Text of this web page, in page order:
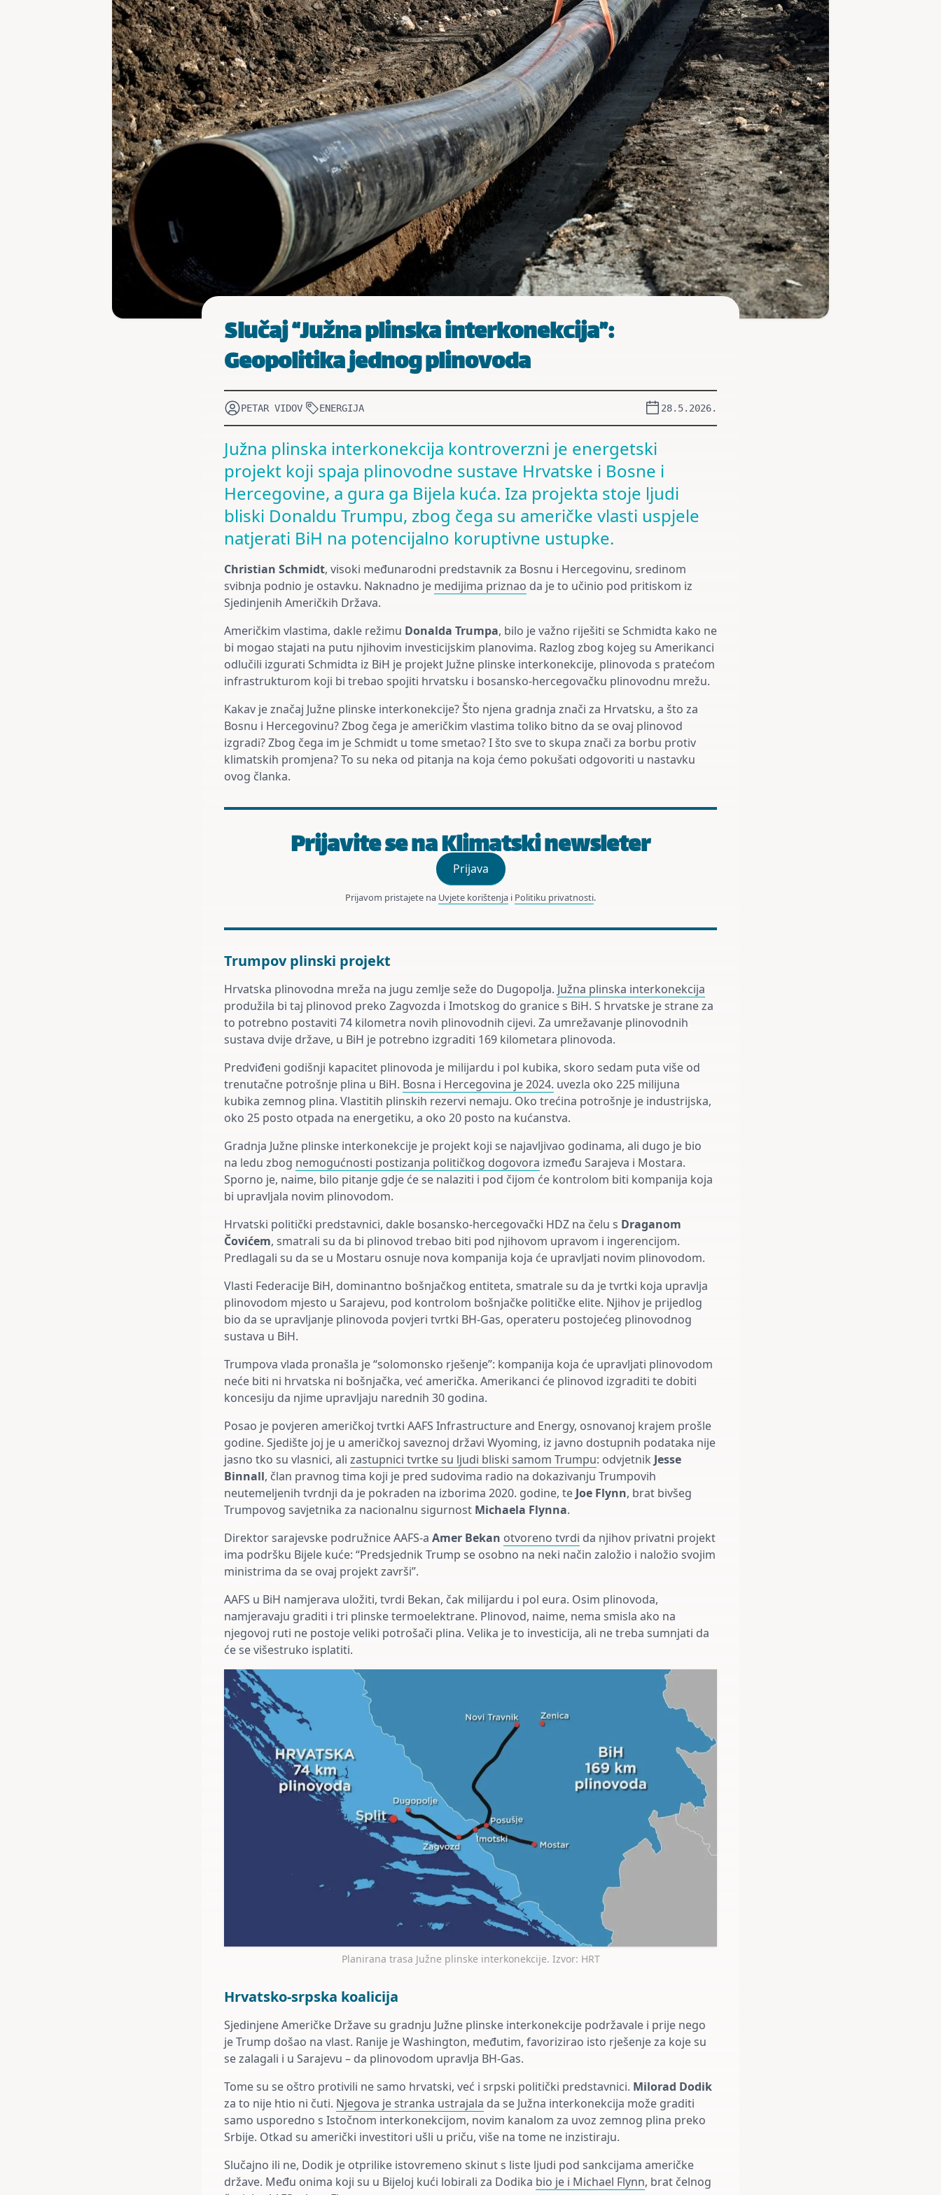
Slučaj “Južna plinska interkonekcija”:
Geopolitika jednog plinovoda
PETAR VIDOV ENERGIJA 28.5.2026.
Južna plinska interkonekcija kontroverzni je energetski
projekt koji spaja plinovodne sustave Hrvatske i Bosne i
Hercegovine, a gura ga Bijela kuća. Iza projekta stoje ljudi
bliski Donaldu Trumpu, zbog čega su američke vlasti uspjele
natjerati BiH na potencijalno koruptivne ustupke.
Christian Schmidt, visoki međunarodni predstavnik za Bosnu i Hercegovinu, sredinom
svibnja podnio je ostavku. Naknadno je medijima priznao da je to učinio pod pritiskom iz
Sjedinjenih Američkih Država.
Američkim vlastima, dakle režimu Donalda Trumpa, bilo je važno riješiti se Schmidta kako ne
bi mogao stajati na putu njihovim investicijskim planovima. Razlog zbog kojeg su Amerikanci
odlučili izgurati Schmidta iz BiH je projekt Južne plinske interkonekcije, plinovoda s pratećom
infrastrukturom koji bi trebao spojiti hrvatsku i bosansko-hercegovačku plinovodnu mrežu.
Kakav je značaj Južne plinske interkonekcije? Što njena gradnja znači za Hrvatsku, a što za
Bosnu i Hercegovinu? Zbog čega je američkim vlastima toliko bitno da se ovaj plinovod
izgradi? Zbog čega im je Schmidt u tome smetao? I što sve to skupa znači za borbu protiv
klimatskih promjena? To su neka od pitanja na koja ćemo pokušati odgovoriti u nastavku
ovog članka.
Prijavite se na Klimatski newsleter
Prijava
Prijavom pristajete na Uvjete korištenja i Politiku privatnosti.
Trumpov plinski projekt
Hrvatska plinovodna mreža na jugu zemlje seže do Dugopolja. Južna plinska interkonekcija
produžila bi taj plinovod preko Zagvozda i Imotskog do granice s BiH. S hrvatske je strane za
to potrebno postaviti 74 kilometra novih plinovodnih cijevi. Za umrežavanje plinovodnih
sustava dvije države, u BiH je potrebno izgraditi 169 kilometara plinovoda.
Predviđeni godišnji kapacitet plinovoda je milijardu i pol kubika, skoro sedam puta više od
trenutačne potrošnje plina u BiH. Bosna i Hercegovina je 2024. uvezla oko 225 milijuna
kubika zemnog plina. Vlastitih plinskih rezervi nemaju. Oko trećina potrošnje je industrijska,
oko 25 posto otpada na energetiku, a oko 20 posto na kućanstva.
Gradnja Južne plinske interkonekcije je projekt koji se najavljivao godinama, ali dugo je bio
na ledu zbog nemogućnosti postizanja političkog dogovora između Sarajeva i Mostara.
Sporno je, naime, bilo pitanje gdje će se nalaziti i pod čijom će kontrolom biti kompanija koja
bi upravljala novim plinovodom.
Hrvatski politički predstavnici, dakle bosansko-hercegovački HDZ na čelu s Draganom
Čovićem, smatrali su da bi plinovod trebao biti pod njihovom upravom i ingerencijom.
Predlagali su da se u Mostaru osnuje nova kompanija koja će upravljati novim plinovodom.
Vlasti Federacije BiH, dominantno bošnjačkog entiteta, smatrale su da je tvrtki koja upravlja
plinovodom mjesto u Sarajevu, pod kontrolom bošnjačke političke elite. Njihov je prijedlog
bio da se upravljanje plinovoda povjeri tvrtki BH-Gas, operateru postojećeg plinovodnog
sustava u BiH.
Trumpova vlada pronašla je “solomonsko rješenje”: kompanija koja će upravljati plinovodom
neće biti ni hrvatska ni bošnjačka, već američka. Amerikanci će plinovod izgraditi te dobiti
koncesiju da njime upravljaju narednih 30 godina.
Posao je povjeren američkoj tvrtki AAFS Infrastructure and Energy, osnovanoj krajem prošle
godine. Sjedište joj je u američkoj saveznoj državi Wyoming, iz javno dostupnih podataka nije
jasno tko su vlasnici, ali zastupnici tvrtke su ljudi bliski samom Trumpu: odvjetnik Jesse
Binnall, član pravnog tima koji je pred sudovima radio na dokazivanju Trumpovih
neutemeljenih tvrdnji da je pokraden na izborima 2020. godine, te Joe Flynn, brat bivšeg
Trumpovog savjetnika za nacionalnu sigurnost Michaela Flynna.
Direktor sarajevske podružnice AAFS-a Amer Bekan otvoreno tvrdi da njihov privatni projekt
ima podršku Bijele kuće: “Predsjednik Trump se osobno na neki način založio i naložio svojim
ministrima da se ovaj projekt završi”.
AAFS u BiH namjerava uložiti, tvrdi Bekan, čak milijardu i pol eura. Osim plinovoda,
namjeravaju graditi i tri plinske termoelektrane. Plinovod, naime, nema smisla ako na
njegovoj ruti ne postoje veliki potrošači plina. Velika je to investicija, ali ne treba sumnjati da
će se višestruko isplatiti.
Planirana trasa Južne plinske interkonekcije. Izvor: HRT
Hrvatsko-srpska koalicija
Sjedinjene Američke Države su gradnju Južne plinske interkonekcije podržavale i prije nego
je Trump došao na vlast. Ranije je Washington, međutim, favorizirao isto rješenje za koje su
se zalagali i u Sarajevu – da plinovodom upravlja BH-Gas.
Tome su se oštro protivili ne samo hrvatski, već i srpski politički predstavnici. Milorad Dodik
za to nije htio ni čuti. Njegova je stranka ustrajala da se Južna interkonekcija može graditi
samo usporedno s Istočnom interkonekcijom, novim kanalom za uvoz zemnog plina preko
Srbije. Otkad su američki investitori ušli u priču, više na tome ne inzistiraju.
Slučajno ili ne, Dodik je otprilike istovremeno skinut s liste ljudi pod sankcijama američke
države. Među onima koji su u Bijeloj kući lobirali za Dodika bio je i Michael Flynn, brat čelnog